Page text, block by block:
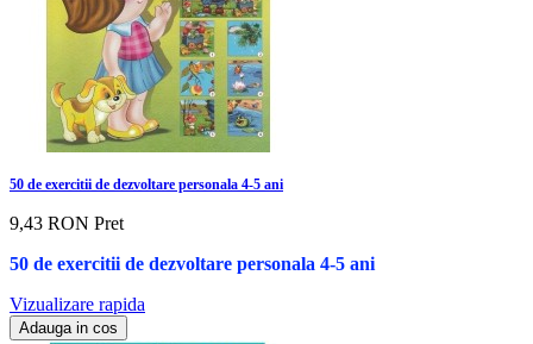
50 de exercitii de dezvoltare personala 4-5 ani
9,43 RON Pret
50 de exercitii de dezvoltare personala 4-5 ani
Vizualizare rapida
Adauga in cos